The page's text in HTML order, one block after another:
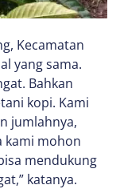
Kecamatan
yang sama.
Bahkan
kopi. Kami
jumlahnya,
kami mohon
mendukung
katanya.